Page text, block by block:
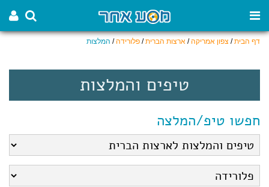
דף הבית/ צפון אמריקה/ ארצות הברית/ פלורידה/ המלצות
טיפים והמלצות
חפשו טיפ/המלצה